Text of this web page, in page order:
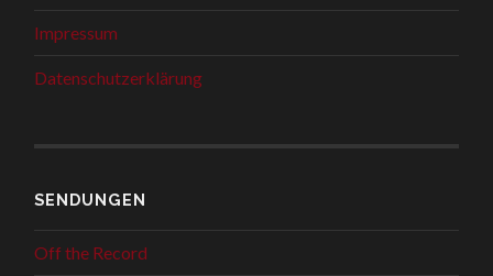
Impressum
Datenschutzerklärung
SENDUNGEN
Off the Record